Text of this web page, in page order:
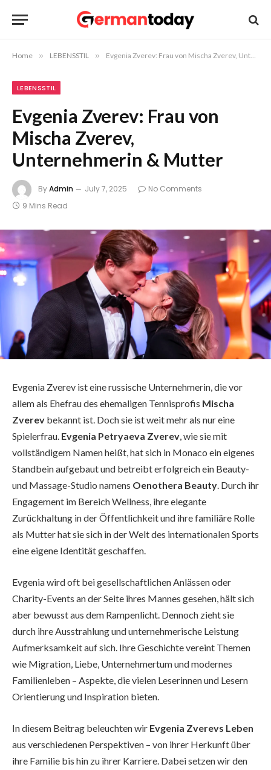
Home » LEBENSSTIL » Evgenia Zverev: Frau von Mischa Zverev, Unternehmerin & Mutter
LEBENSSTIL
Evgenia Zverev: Frau von
Mischa Zverev,
Unternehmerin & Mutter
ByAdmin July 7, 2025
No Comments
9 Mins Read
Evgenia Zverev ist eine russische Unternehmerin, die vor
allem als Ehefrau des ehemaligen Tennisprofis Mischa
Zverev bekannt ist. Doch sie ist weit mehr als nur eine
Spielerfrau. Evgenia Petryaeva Zverev, wie sie mit
vollständigem Namen heißt, hat sich in Monaco ein eigenes
Standbein aufgebaut und betreibt erfolgreich ein Beauty-
und Massage-Studio namens Oenothera Beauty. Durch ihr
Engagement im Bereich Wellness, ihre elegante
Zurückhaltung in der Öffentlichkeit und ihre familiäre Rolle
als Mutter hat sie sich in der Welt des internationalen Sports
eine eigene Identität geschaffen.
Evgenia wird oft bei gesellschaftlichen Anlässen oder
Charity-Events an der Seite ihres Mannes gesehen, hält sich
aber bewusst aus dem Rampenlicht. Dennoch zieht sie
durch ihre Ausstrahlung und unternehmerische Leistung
Aufmerksamkeit auf sich. Ihre Geschichte vereint Themen
wie Migration, Liebe, Unternehmertum und modernes
Familienleben – Aspekte, die vielen Leserinnen und Lesern
Orientierung und Inspiration bieten.
In diesem Beitrag beleuchten wir Evgenia Zverevs Leben
aus verschiedenen Perspektiven – von ihrer Herkunft über
ihre Familie bis hin zu ihrer Karriere. Dabei setzen wir den